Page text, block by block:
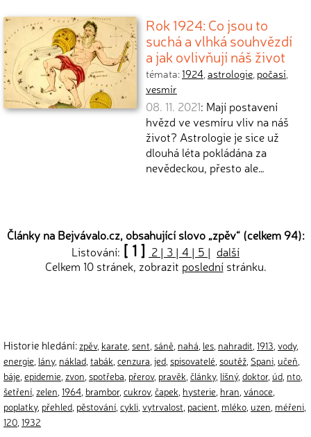
Rok 1924: Co jsou to
suchá a vlhká souhvězdí
a jak ovlivňují náš život
témata:1924,astrologie, počasí,
vesmír
08. 11. 2021: Mají postavení
hvězd ve vesmíru vliv na náš
život? Astrologie je sice už
dlouhá léta pokládána za
nevědeckou, přesto ale…
Články na Bejvávalo.cz, obsahující slovo „zpěv“ (celkem 94):
Listování: [ 1 ] 2 | 3 | 4 | 5 | další
Celkem 10 stránek, zobrazit poslednístránku.
Historie hledání:zpěv, karate sent sáně nahá les nahradit 1913 vody,
energie lány, náklad tabák cenzura jed spisovatelé soutěž Spani učeň
báje epidemie zvon spotřeba přerov, pravěk články, líšný, doktor, úd nto
šetření zelen 1964 brambor, cukrov, čapek hysterie hran vánoce
poplatky, přehled pěstování cykli vytrvalost pacient mléko uzen méřeni
120 1932